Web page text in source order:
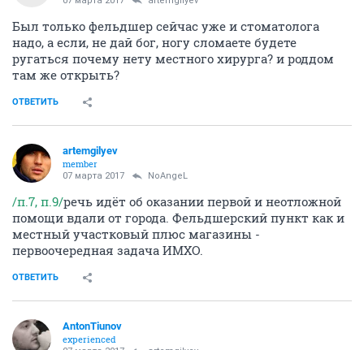
Был только фельдшер сейчас уже и стоматолога
надо, а если, не дай бог, ногу сломаете будете
ругаться почему нету местного хирурга? и роддом
там же открыть?
ОТВЕТИТЬ
artemgilyev
member
07 марта 2017 NoAngeL
/п.7, п.9/речь идёт об оказании первой и неотложной
помощи вдали от города. Фельдшерский пункт как и
местный участковый плюс магазины -
первоочередная задача ИМХО.
ОТВЕТИТЬ
AntonTiunov
experienced